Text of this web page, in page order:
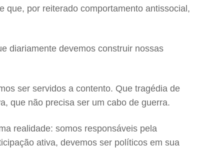
que, por reiterado comportamento antissocial,
diariamente devemos construir nossas
ser servidos a contento. Que tragédia de
que não precisa ser um cabo de guerra.
realidade: somos responsáveis pela
ativa, devemos ser políticos em sua